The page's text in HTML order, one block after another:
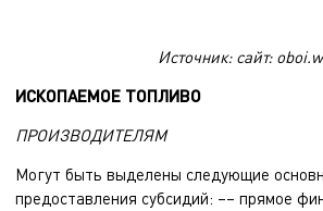
Источник: сайт:
ИСКОПАЕМОЕ ТОПЛИВО
ПРОИЗВОДИТЕЛЯМ
Могут быть выделены следующие
предоставления субсидий: –– прямое